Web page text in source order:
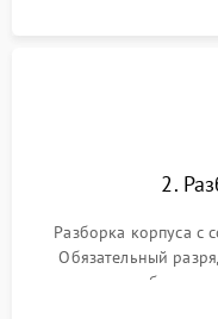
2.
Разборка корпуса с
Обязательный
вспышки для
пыли, песка и